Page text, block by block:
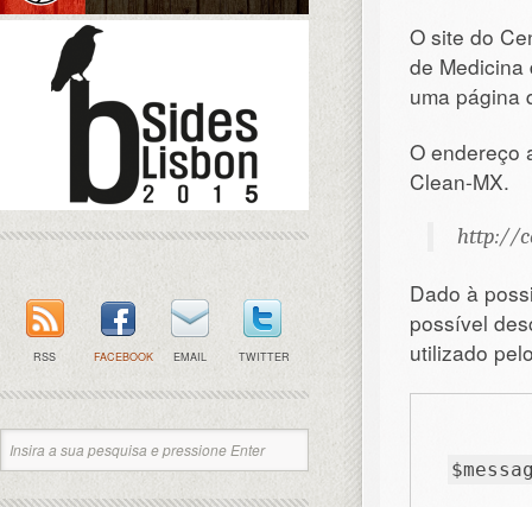
O site do
de
uma página
O endereço
Clean-MX.
http://
Dado à
possível
utilizado
RSS FACEBOOK EMAIL TWITTER